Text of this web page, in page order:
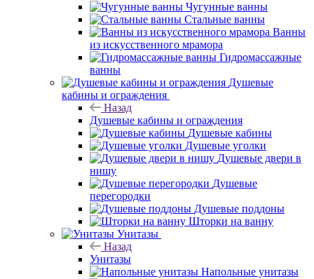
Чугунные ванны
Стальные ванны
Ванны
из искусственного мрамора
Гидромассажные
ванны
Душевые
кабины и ограждения
Назад
Душевые кабины и ограждения
Душевые кабины
Душевые уголки
Душевые двери в
нишу
Душевые
перегородки
Душевые поддоны
Шторки на ванну
Унитазы
Назад
Унитазы
Напольные унитазы